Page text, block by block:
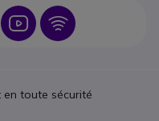
Icon Icon
en toute sécurité